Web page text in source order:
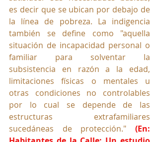
es decir que se ubican por debajo de
la línea de pobreza. La indigencia
también se define como "aquella
situación de incapacidad personal o
familiar para solventar la
subsistencia en razón a la edad,
limitaciones físicas o mentales u
otras condiciones no controlables
por lo cual se depende de las
estructuras extrafamiliares
sucedáneas de protección."
(En: